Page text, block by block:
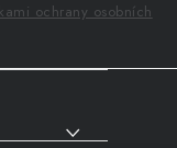
ochrany osobních